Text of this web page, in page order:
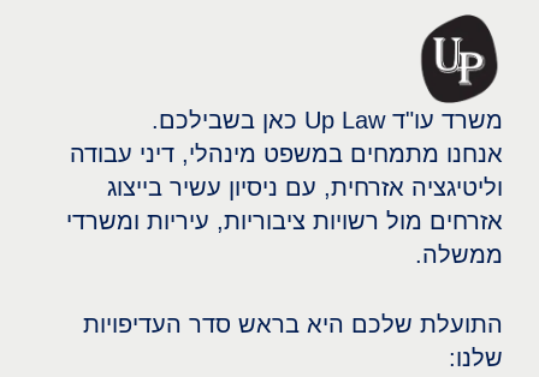
משרד עו"ד Up Law כאן בשבילכם.
אנחנו מתמחים במשפט מינהלי, דיני עבודה
וליטיגציה אזרחית, עם ניסיון עשיר בייצוג
אזרחים מול רשויות ציבוריות, עיריות ומשרדי
ממשלה.
התועלת שלכם היא בראש סדר העדיפויות
שלנו: